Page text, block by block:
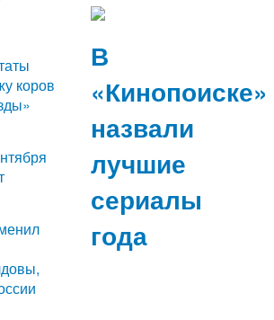
коров
В
«Кинопоиске»
назвали
лучшие
сериалы
года